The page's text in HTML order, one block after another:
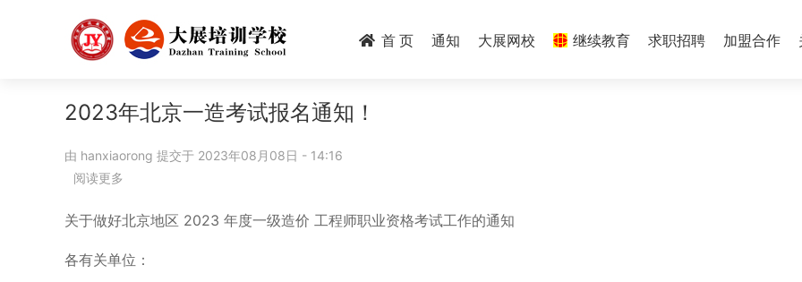
首 页 通知 大展网校 继续教育 求职招聘 加盟合作
2023年北京一造考试报名通知！
由 hanxiaorong 提交于 2023年08月08日 - 14:16
阅读更多
2023
北
京
关于做好北京地区 2023 年度一级造价 工程师职业资格考试工作的通知
各有关单位：